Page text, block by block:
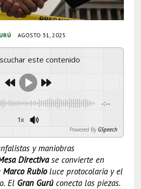
AGOSTO 31, 2025
este contenido
-:--
1x
Powered By GSpeech
y maniobras
Directivase convierte en
Marco Rubioluce protocolaria y el
El Gran Gurúconecta las piezas.